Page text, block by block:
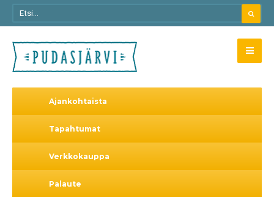
Ajankohtaista
Tapahtumat
Verkkokauppa
Palaute